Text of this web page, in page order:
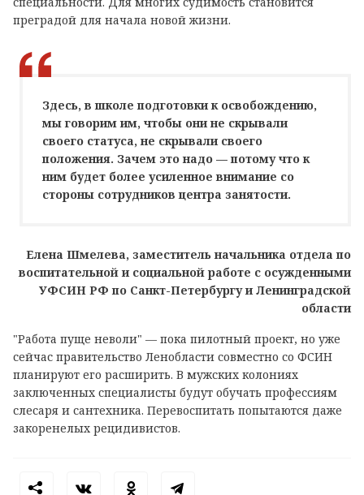
преградой для начала новой жизни.
Здесь, в школе подготовки к освобождению,
мы говорим им, чтобы они не скрывали
своего статуса, не скрывали своего
положения. Зачем это надо — потому что к
ним будет более усиленное внимание со
стороны сотрудников центра занятости.
Елена Шмелева, заместитель начальника отдела по
воспитательной и социальной работе с осужденными
УФСИН РФ по Санкт-Петербургу и Ленинградской
области
"Работа пуще неволи" — пока пилотный проект, но уже
сейчас правительство Ленобласти совместно со ФСИН
планируют его расширить. В мужских колониях
заключенных специалисты будут обучать профессиям
слесаря и сантехника. Перевоспитать попытаются даже
закоренелых рецидивистов.